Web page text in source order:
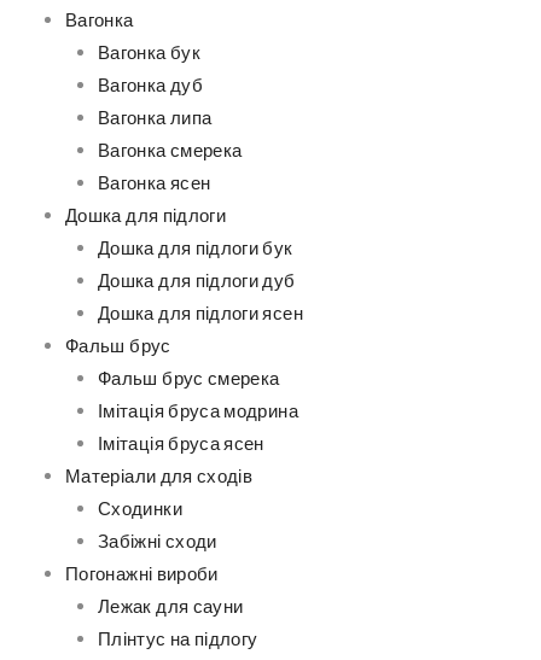
Вагонка
Вагонка бук
Вагонка дуб
Вагонка липа
Вагонка смерека
Вагонка ясен
Дошка для підлоги
Дошка для підлоги бук
Дошка для підлоги дуб
Дошка для підлоги ясен
Фальш брус
Фальш брус смерека
Імітація бруса модрина
Імітація бруса ясен
Матеріали для сходів
Сходинки
Забіжні сходи
Погонажні вироби
Лежак для сауни
Плінтус на підлогу